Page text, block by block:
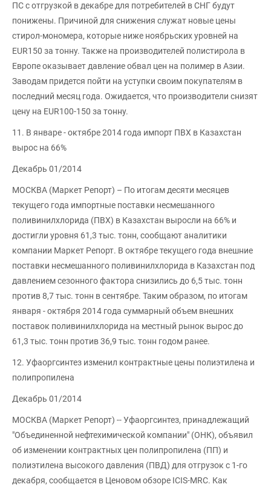
ПС с отгрузкой в декабре для потребителей в СНГ будут
понижены. Причиной для снижения служат новые цены
стирол-мономера, которые ниже ноябрьских уровней на
EUR150 за тонну. Также на производителей полистирола в
Европе оказывает давление обвал цен на полимер в Азии.
Заводам придется пойти на уступки своим покупателям в
последний месяц года. Ожидается, что производители снизят
цену на EUR100-150 за тонну.
11. В январе - октябре 2014 года импорт ПВХ в Казахстан
вырос на 66%
Декабрь 01/2014
МОСКВА (Маркет Репорт) – По итогам десяти месяцев
текущего года импортные поставки несмешанного
поливинилхлорида (ПВХ) в Казахстан выросли на 66% и
достигли уровня 61,3 тыс. тонн, сообщают аналитики
компании Маркет Репорт. В октябре текущего года внешние
поставки несмешанного поливинилхлорида в Казахстан под
давлением сезонного фактора снизились до 6,5 тыс. тонн
против 8,7 тыс. тонн в сентябре. Таким образом, по итогам
января - октября 2014 года суммарный объем внешних
поставок поливинилхлорида на местный рынок вырос до
61,3 тыс. тонн против 36,9 тыс. тонн годом ранее.
12. Уфаоргсинтез изменил контрактные цены полиэтилена и
полипропилена
Декабрь 01/2014
МОСКВА (Маркет Репорт) -- Уфаоргсинтез, принадлежащий
"Объединенной нефтехимической компании" (ОНК), объявил
об изменении контрактных цен полипропилена (ПП) и
полиэтилена высокого давления (ПВД) для отгрузок с 1-го
декабря, сообщается в Ценовом обзоре ICIS-MRC. Как